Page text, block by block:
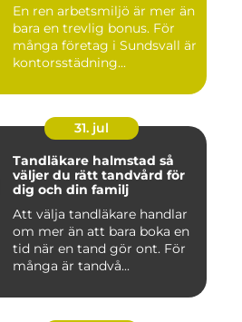
En ren arbetsmiljö är mer än
bara en trevlig bonus. För
många företag i Sundsvall är
kontorsstädning...
31. jul
Tandläkare halmstad så
väljer du rätt tandvård för
dig och din familj
Att välja tandläkare handlar
om mer än att bara boka en
tid när en tand gör ont. För
många är tandvå...